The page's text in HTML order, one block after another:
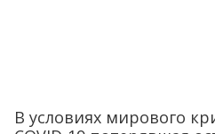
В условиях мирового